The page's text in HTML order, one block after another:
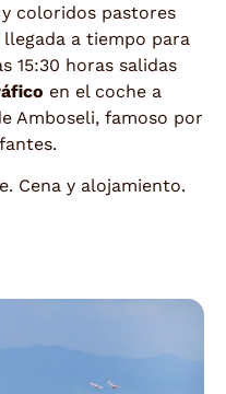
coloridos pastores
a tiempo para
15:30 horas salidas
en el coche a
Amboseli, famoso por
Cena y alojamiento.